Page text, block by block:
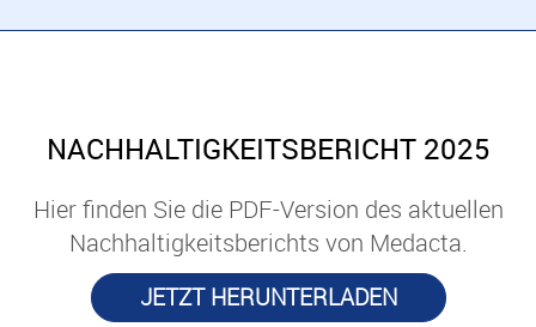
NACHHALTIGKEITSBERICHT 2025
Hier finden Sie die PDF-Version des aktuellen
Nachhaltigkeitsberichts von Medacta.
JETZT HERUNTERLADEN